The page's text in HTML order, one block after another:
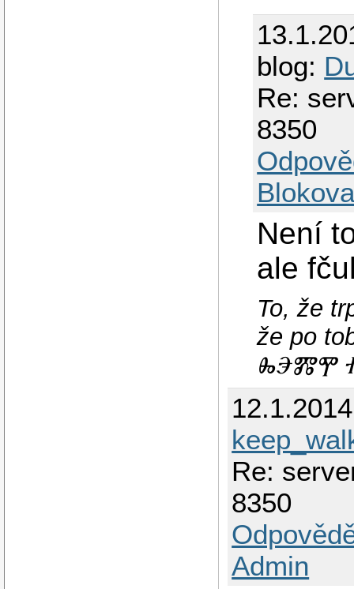
blog:
Re:
8350
Není
ale
To, že
že po
ⰈⰅⰏⰉ
Re:
8350
Admin